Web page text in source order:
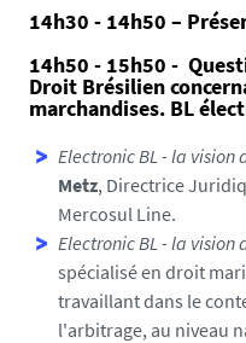
14h30 - 14h50 –
14h50 - 15h50 -
Droit Brésilien
marchandises. BL
Electronic BL - la
Metz, Directrice
Mercosul Line.
Electronic BL - la vision
spécialisé en droit
travaillant dans le
l'arbitrage, au niveau